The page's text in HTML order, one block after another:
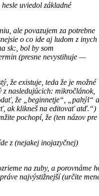
uviedol základné
ale povazujem za potrebne
o co ide aj ludom z inych
sk:, bol by som
(presne nevystihuje —
že existuje, teda že je možné
nasledujúcich: mikročlánok,
že „beginnetje“, „pahýl“ a
ak klikneš na editovať atď.“)
pochopí, že (ten názov pre
z (nejakej inojazyčnej)
na zuby, a porovnáme
najvýstižnejší (určite